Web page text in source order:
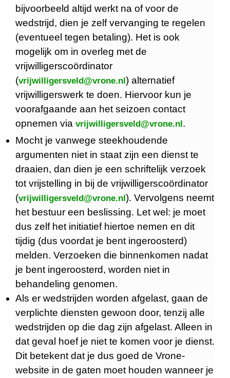
bijvoorbeeld altijd werkt na of voor de
wedstrijd, dien je zelf vervanging te regelen
(eventueel tegen betaling). Het is ook
mogelijk om in overleg met de
vrijwilligerscoördinator
(vrijwilligersveld@vrone.nl) alternatief
vrijwilligerswerk te doen. Hiervoor kun je
voorafgaande aan het seizoen contact
opnemen via vrijwilligersveld@vrone.nl.
Mocht je vanwege steekhoudende
argumenten niet in staat zijn een dienst te
draaien, dan dien je een schriftelijk verzoek
tot vrijstelling in bij de vrijwilligerscoördinator
(vrijwilligersveld@vrone.nl). Vervolgens neemt
het bestuur een beslissing. Let wel: je moet
dus zelf het initiatief hiertoe nemen en dit
tijdig (dus voordat je bent ingeroosterd)
melden. Verzoeken die binnenkomen nadat
je bent ingeroosterd, worden niet in
behandeling genomen.
Als er wedstrijden worden afgelast, gaan de
verplichte diensten gewoon door, tenzij alle
wedstrijden op die dag zijn afgelast. Alleen in
dat geval hoef je niet te komen voor je dienst.
Dit betekent dat je dus goed de Vrone-
website in de gaten moet houden wanneer je